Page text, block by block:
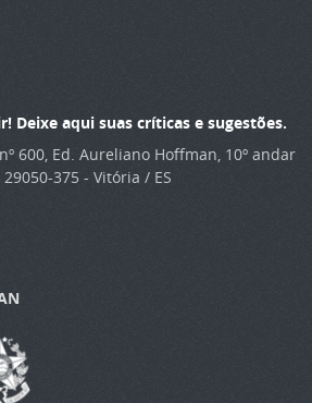
Deixe aqui suas críticas e sugestões.
600, Ed. Aureliano Hoffman, 10º andar
375 - Vitória / ES